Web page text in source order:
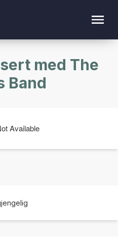
med The
Band
Available